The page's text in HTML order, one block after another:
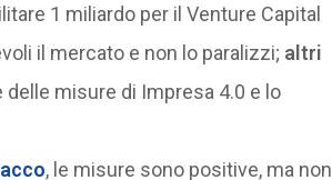
1 miliardo per il Venture Capital
il mercato e non lo paralizzi; altri
misure di Impresa 4.0 e lo
, le misure sono positive, ma non